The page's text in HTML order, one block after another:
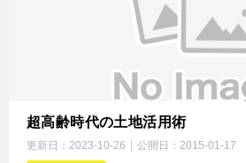
超高齢時代の土地活用術
更新日： 2023-10-26 公開日： 2015-01-17